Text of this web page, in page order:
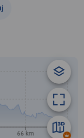
66 km 88 km